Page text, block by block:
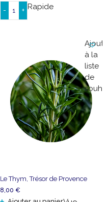
Rapide
-
quantité
Bonbon
Rouleau
+
à la
liste
de
Le Thym, Trésor de Provence
8,00 €